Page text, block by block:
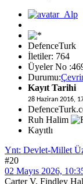
DefenceTurk
İletiler: 764
Üyeler No
Durumu:
Kayıt Tarihi
28 Haziran 2016,
Ruh Halim
Kayıtlı
Ynt: Devlet-Millet
#20
02 Mayıs 2026,
Carter V. Findley